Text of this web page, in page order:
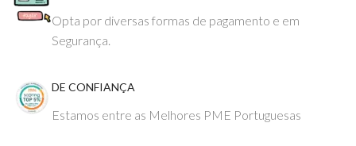
Opta por diversas formas de pagamento e em
Segurança.
DE CONFIANÇA
Estamos entre as Melhores PME Portuguesas